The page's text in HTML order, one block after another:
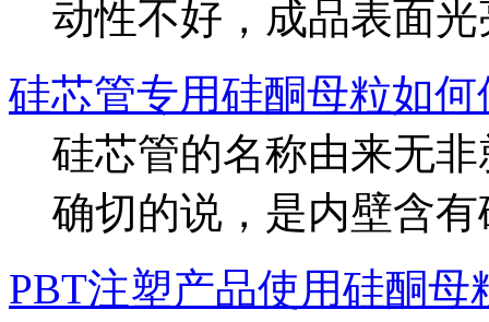
动性不好，成品表面光
硅芯管专用硅酮母粒如何
硅芯管的名称由来无
确切的说，是内壁含有
PBT注塑产品使用硅酮